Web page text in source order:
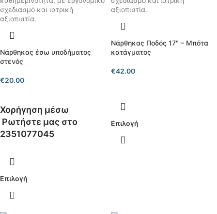
Νάρθηκας έσω υποδήματος
στενός
€20.00
Χορήγηση μέσω
Ρωτήστε μας στο
2351077045
Επιλογή
Νάρθηκας Ποδός 17″ – Μπότα
κατάγματος
€42.00
Επιλογή